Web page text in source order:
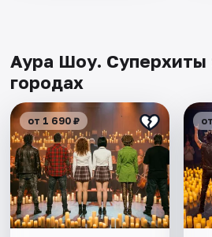
Аура Шоу. Суперхиты
городах
от 1 690 ₽